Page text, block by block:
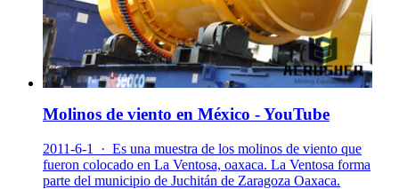
Molinos de viento en México - YouTube
2011-6-1 · Es una muestra de los molinos de viento que
fueron colocado en La Ventosa, oaxaca. La Ventosa forma
parte del municipio de Juchitán de Zaragoza Oaxaca.